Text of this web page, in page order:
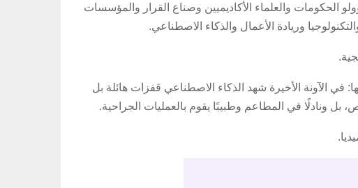
الحكومات والعلماء الأكاديميين وصناع القرار والمؤسسات
وريادة الأعمال والذكاء الاصطناعي.
في الآونة الأخيرة شهد الذكاء الاصطناعي قفزات هائلة بل
ونادلًا في المطاعم وطبيبًا يقوم بالعمليات الجراحية.